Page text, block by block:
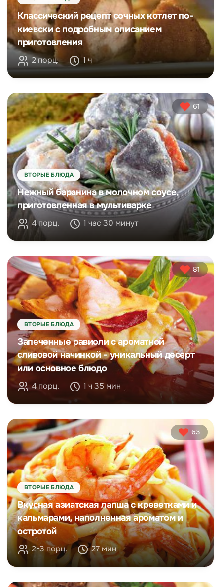
Классический рецепт сочных котлет по-
киевски с подробным описанием
приготовления
2 порц. 1 ч
61
ВТОРЫЕ БЛЮДА
Нежный баранина в молочном соусе,
приготовленная в мультиварке
4 порц. 1 час 30 минут
81
ВТОРЫЕ БЛЮДА
Запеченные равиоли с ароматной
сливовой начинкой - уникальный десерт
или основное блюдо
4 порц. 1 ч 35 мин
63
ВТОРЫЕ БЛЮДА
Вкусная азиатская лапша с креветками и
кальмарами, наполненная ароматом и
остротой
2-3 порц. 27 мин